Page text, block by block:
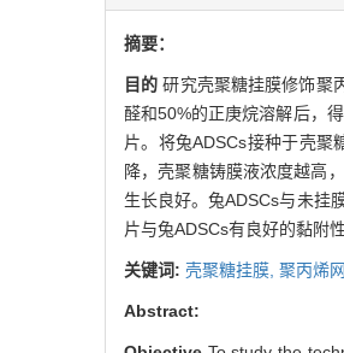
摘要：
目的研究壳聚糖挂膜修饰聚
醛和50%的正庚烷溶解后，
片。将兔ADSCs接种于壳聚
降，壳聚糖铸膜液浓度越高
生长良好。兔ADSCs与未挂
片与兔ADSCs有良好的黏附性
关键词: 壳聚糖挂膜, 聚丙烯
Abstract: